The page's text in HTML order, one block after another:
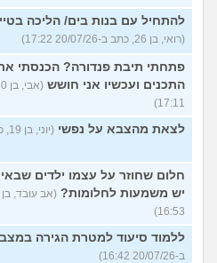
להתחיל עם בנות בים/ הליכה
(רואי, בן 26, כתב ב-20/07/26 17:22)
פתחתי תיבת פנדורה? הכנסתי
התכנים ועכשיו אני חושש
17:11)
לצאת מהצבא על נפשי (יוני, בן 19, כתב ב-20/07/26 17:02)
חלום שחוזר על עצמו ילדים
יש משמעות לחלומות?
16:53)
ללמוד סיעוד למטרת הגירה
ב-20/07/26 16:42)